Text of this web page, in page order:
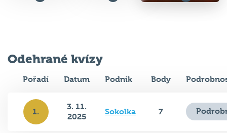
Odehrané kvízy
Pořadí Datum Podnik Body
1.
3. 11.
2025
Sokolka 7